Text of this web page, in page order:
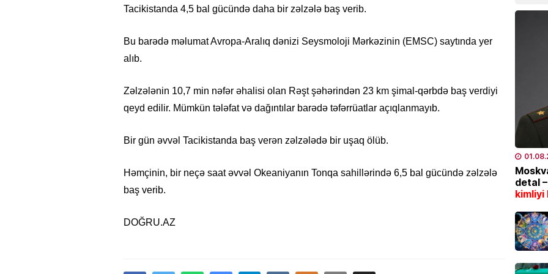
Tacikistanda 4,5 bal gücündə daha bir zəlzələ baş verib.
Bu barədə məlumat Avropa-Aralıq dənizi Seysmoloji Mərkəzinin (EMSC) saytında yer
alıb.
Zəlzələnin 10,7 min nəfər əhalisi olan Rəşt şəhərindən 23 km şimal-qərbdə baş verdiyi
qeyd edilir. Mümkün tələfat və dağıntılar barədə təfərrüatlar açıqlanmayıb.
Bir gün əvvəl Tacikistanda baş verən zəlzələdə bir uşaq ölüb.
Həmçinin, bir neçə saat əvvəl Okeaniyanın Tonqa sahillərində 6,5 bal gücündə zəlzələ
baş verib.
DOĞRU.AZ
Ceki
TÜRK
HADISƏ
detal –
kimliyi